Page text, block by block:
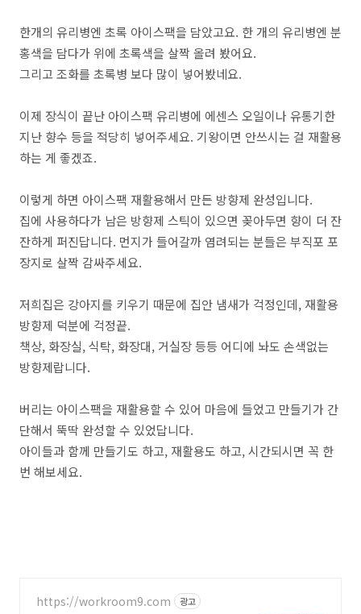
한개의 유리병엔 초록 아이스팩을 담았고요. 한 개의 유리병엔 분
홍색을 담다가 위에 초록색을 살짝 올려 봤어요.
그리고 조화를 초록병 보다 많이 넣어봤네요.
이제 장식이 끝난 아이스팩 유리병에 에센스 오일이나 유통기한
지난 향수 등을 적당히 넣어주세요. 기왕이면 안쓰시는 걸 재활용
하는 게 좋겠죠.
이렇게 하면 아이스팩 재활용해서 만든 방향제 완성입니다.
집에 사용하다가 남은 방향제 스틱이 있으면 꽂아두면 향이 더 잔
잔하게 퍼진답니다. 먼지가 들어갈까 염려되는 분들은 부직포 포
장지로 살짝 감싸주세요.
저희집은 강아지를 키우기 때문에 집안 냄새가 걱정인데, 재활용
방향제 덕분에 걱정끝.
책상, 화장실, 식탁, 화장대, 거실장 등등 어디에 놔도 손색없는
방향제랍니다.
버리는 아이스팩을 재활용할 수 있어 마음에 들었고 만들기가 간
단해서 뚝딱 완성할 수 있었답니다.
아이들과 함께 만들기도 하고, 재활용도 하고, 시간되시면 꼭 한
번 해보세요.
https://workroom9.com 광고